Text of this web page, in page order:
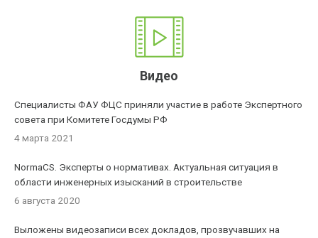
Видео
Специалисты ФАУ ФЦС приняли участие в работе Экспертного
совета при Комитете Госдумы РФ
4 марта 2021
NormaCS. Эксперты о нормативах. Актуальная ситуация в
области инженерных изысканий в строительстве
6 августа 2020
Выложены видеозаписи всех докладов, прозвучавших на